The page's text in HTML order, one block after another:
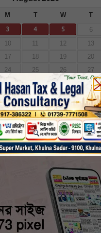
M T W T
3 4 5 6
10 11 12 13
17 18 19 20
24 25 26 27
31